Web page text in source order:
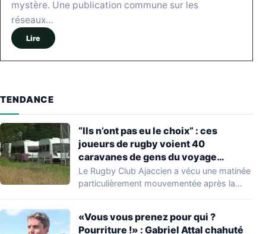
mystère. Une publication commune sur les
réseaux…
Lire
TENDANCE
“Ils n’ont pas eu le choix” : ces
joueurs de rugby voient 40
caravanes de gens du voyage
s’installer dans leur stade, ils les
délogent en moins d’1 heure
Le Rugby Club Ajaccien a vécu une matinée
particulièrement mouvementée après la
«Vous vous prenez pour qui ?
Pourriture !» : Gabriel Attal chahuté